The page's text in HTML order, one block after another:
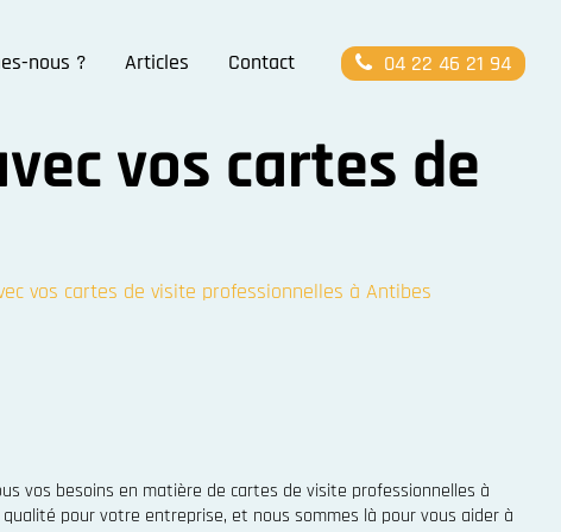
nous ? Articles Contact 04 22 46 21 94
vos cartes de
vos cartes de visite professionnelles à Antibes
vos besoins en matière de cartes de visite professionnelles à
pour votre entreprise, et nous sommes là pour vous aider à